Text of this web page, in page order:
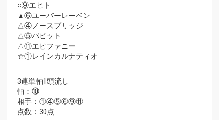
○⑨エヒト
▲⑥ユーバーレーベン
△④ノースブリッジ
△⑤バビット
△⑪エピファニー
☆①レインカルナティオ
3連単軸1頭流し
軸：⑩
相手：①④⑤⑥⑨⑪
点数：30点